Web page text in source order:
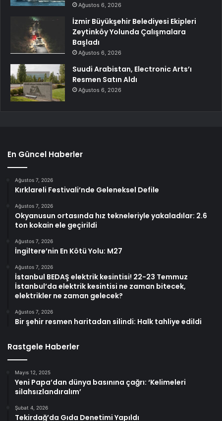
Ağustos 6, 2026
İzmir Büyükşehir Belediyesi Ekipleri
Zeytinköy Yolunda Çalışmalara
Başladı
Ağustos 6, 2026
Suudi Arabistan, Electronic Arts’ı
Resmen Satın Aldı
Ağustos 6, 2026
En Güncel Haberler
Ağustos 7, 2026
Kırklareli Festivali’nde Geleneksel Defile
Ağustos 7, 2026
Okyanusun ortasında hız tekneleriyle yakaladılar: 2.6
ton kokain ele geçirildi
Ağustos 7, 2026
İngiltere’nin En Kötü Yolu: M27
Ağustos 7, 2026
İstanbul BEDAŞ elektrik kesintisi! 22-23 Temmuz
İstanbul’da elektrik kesintisi ne zaman bitecek,
elektrikler ne zaman gelecek?
Ağustos 7, 2026
Bir şehir resmen haritadan silindi: Halk tahliye edildi
Rastgele Haberler
Mayıs 12, 2025
Yeni Papa’dan dünya basınına çağrı: ‘Kelimeleri
silahsızlandıralım’
Şubat 4, 2026
Tekirdağ’da Gıda Denetimi Yapıldı